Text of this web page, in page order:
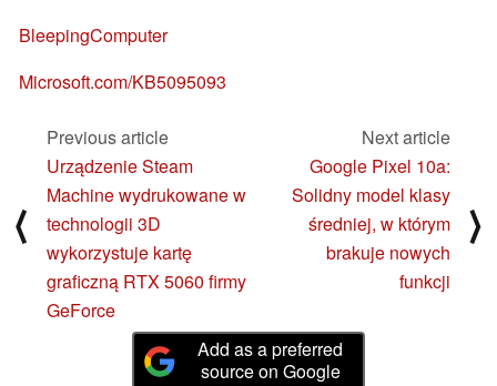
BleepingComputer
Microsoft.com/KB5095093
⟨
Previous article
Urządzenie Steam
Machine wydrukowane w
technologii 3D
wykorzystuje kartę
graficzną RTX 5060 firmy
GeForce
Next article
Google Pixel 10a:
Solidny model klasy
średniej, w którym
brakuje nowych
funkcji
⟩
Add as a preferred
source on Google